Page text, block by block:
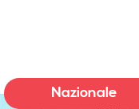
Nazionale